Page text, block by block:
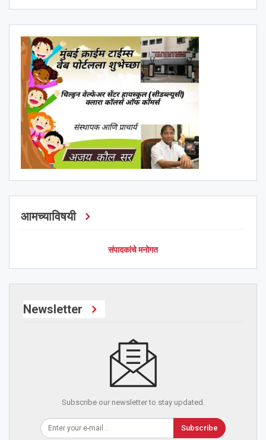
आमच्याविषयी
संपादकांचे मनोगत
Newsletter
Subscribe our newsletter to stay updated.
Subscribe